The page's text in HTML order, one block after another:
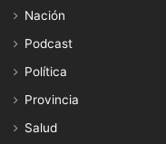
Nación
Podcast
Política
Provincia
Salud